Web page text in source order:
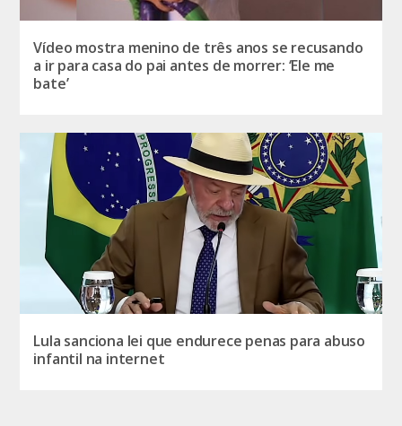
Vídeo mostra menino de três anos se recusando
a ir para casa do pai antes de morrer: ‘Ele me
bate’
Lula sanciona lei que endurece penas para abuso
infantil na internet